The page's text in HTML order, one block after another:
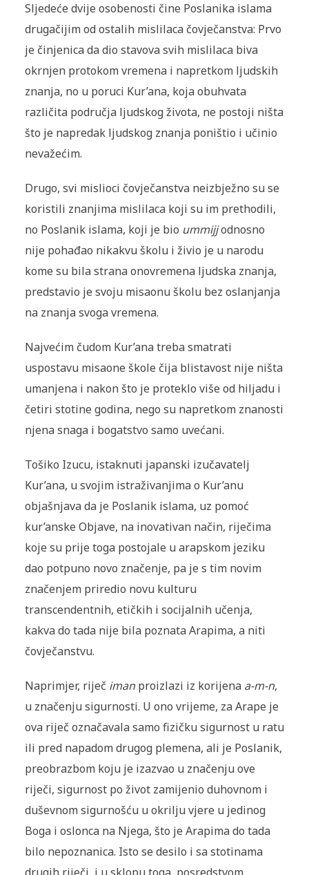
Sljedeće dvije osobenosti čine Poslanika islama
drugačijim od ostalih mislilaca čovječanstva: Prvo
je činjenica da dio stavova svih mislilaca biva
okrnjen protokom vremena i napretkom ljudskih
znanja, no u poruci Kur’ana, koja obuhvata
različita područja ljudskog života, ne postoji ništa
što je napredak ljudskog znanja poništio i učinio
nevažećim.
Drugo, svi mislioci čovječanstva neizbježno su se
koristili znanjima mislilaca koji su im prethodili,
no Poslanik islama, koji je bio ummijjodnosno
nije pohađao nikakvu školu i živio je u narodu
kome su bila strana onovremena ljudska znanja,
predstavio je svoju misaonu školu bez oslanjanja
na znanja svoga vremena.
Najvećim čudom Kur’ana treba smatrati
uspostavu misaone škole čija blistavost nije ništa
umanjena i nakon što je proteklo više od hiljadu i
četiri stotine godina, nego su napretkom znanosti
njena snaga i bogatstvo samo uvećani.
Tošiko Izucu, istaknuti japanski izučavatelj
Kur’ana, u svojim istraživanjima o Kur’anu
objašnjava da je Poslanik islama, uz pomoć
kur’anske Objave, na inovativan način, riječima
koje su prije toga postojale u arapskom jeziku
dao potpuno novo značenje, pa je s tim novim
značenjem priredio novu kulturu
transcendentnih, etičkih i socijalnih učenja,
kakva do tada nije bila poznata Arapima, a niti
čovječanstvu.
Naprimjer, riječ imanproizlazi iz korijena a-m-n,
u značenju sigurnosti. U ono vrijeme, za Arape je
ova riječ označavala samo fizičku sigurnost u ratu
ili pred napadom drugog plemena, ali je Poslanik,
preobrazbom koju je izazvao u značenju ove
riječi, sigurnost po život zamijenio duhovnom i
duševnom sigurnošću u okrilju vjere u jedinog
Boga i oslonca na Njega, što je Arapima do tada
bilo nepoznanica. Isto se desilo i sa stotinama